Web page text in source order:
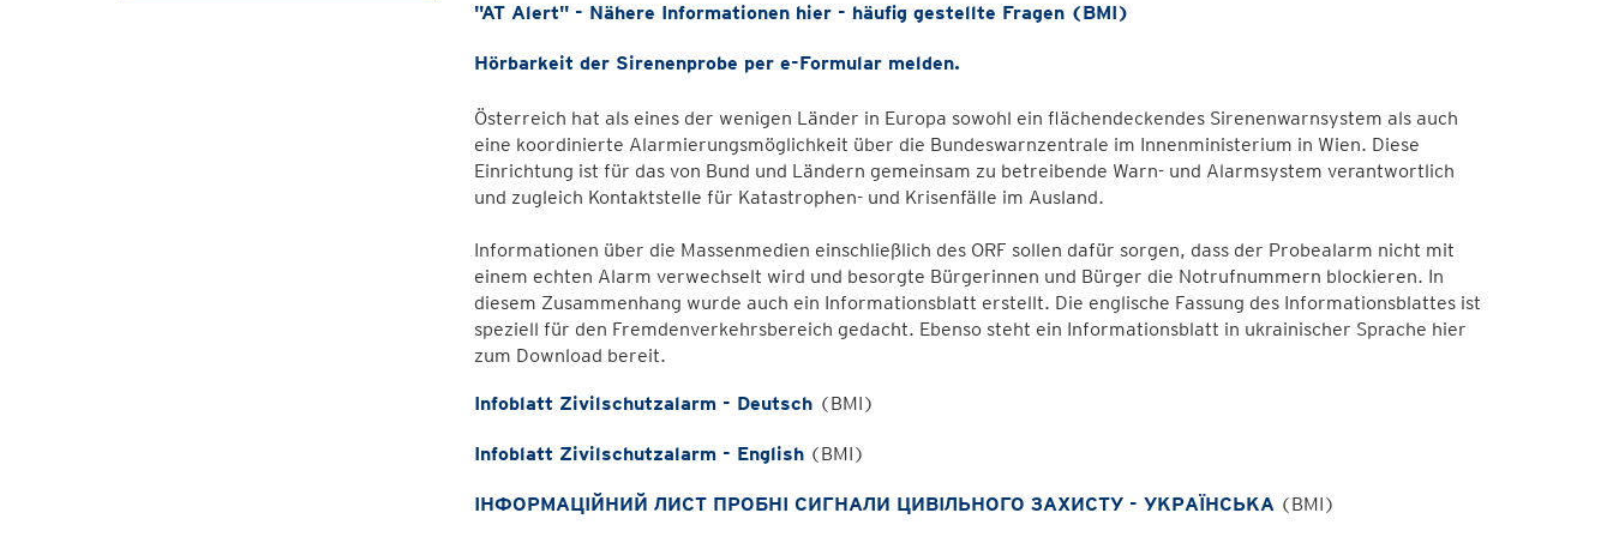
"AT Alert" - Nähere Informationen hier - häufig gestellte Fragen (BMI)
Hörbarkeit der Sirenenprobe per e-Formular melden.
Österreich hat als eines der wenigen Länder in Europa sowohl ein flächendeckendes Sirenenwarnsystem als auch
eine koordinierte Alarmierungsmöglichkeit über die Bundeswarnzentrale im Innenministerium in Wien. Diese
Einrichtung ist für das von Bund und Ländern gemeinsam zu betreibende Warn- und Alarmsystem verantwortlich
und zugleich Kontaktstelle für Katastrophen- und Krisenfälle im Ausland.
Informationen über die Massenmedien einschließlich des ORF sollen dafür sorgen, dass der Probealarm nicht mit
einem echten Alarm verwechselt wird und besorgte Bürgerinnen und Bürger die Notrufnummern blockieren. In
diesem Zusammenhang wurde auch ein Informationsblatt erstellt. Die englische Fassung des Informationsblattes ist
speziell für den Fremdenverkehrsbereich gedacht. Ebenso steht ein Informationsblatt in ukrainischer Sprache hier
zum Download bereit.
Infoblatt Zivilschutzalarm - Deutsch (BMI)
Infoblatt Zivilschutzalarm - English(BMI)
ІНФОРМАЦІЙНИЙ ЛИСТ ПРОБНІ СИГНАЛИ ЦИВІЛЬНОГО ЗАХИСТУ - УКРАЇНСЬКА(BMI)